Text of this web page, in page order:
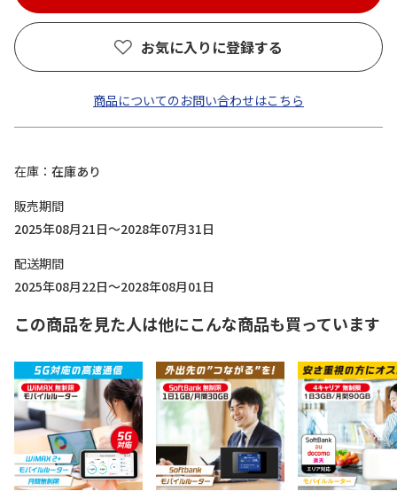
お気に入りに登録する
商品についてのお問い合わせはこちら
在庫
在庫あり
販売期間
2025年08月21日～2028年07月31日
配送期間
2025年08月22日～2028年08月01日
この商品を見た人は他にこんな商品も買っています